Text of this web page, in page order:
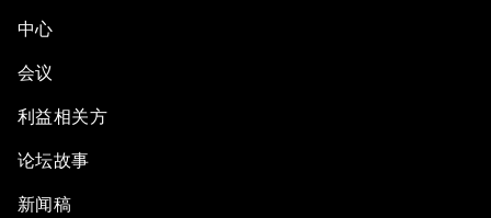
中心
会议
利益相关方
论坛故事
新闻稿